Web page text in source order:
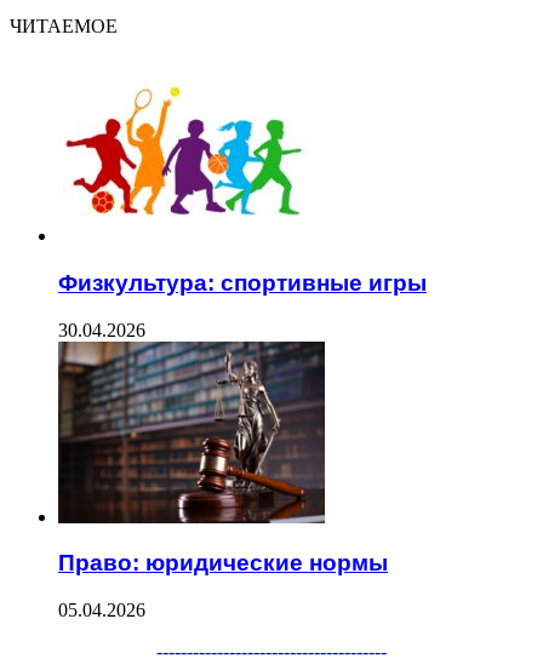
ЧИТАЕМОЕ
Физкультура: спортивные игры
30.04.2026
Право: юридические нормы
05.04.2026
--------------------------------------